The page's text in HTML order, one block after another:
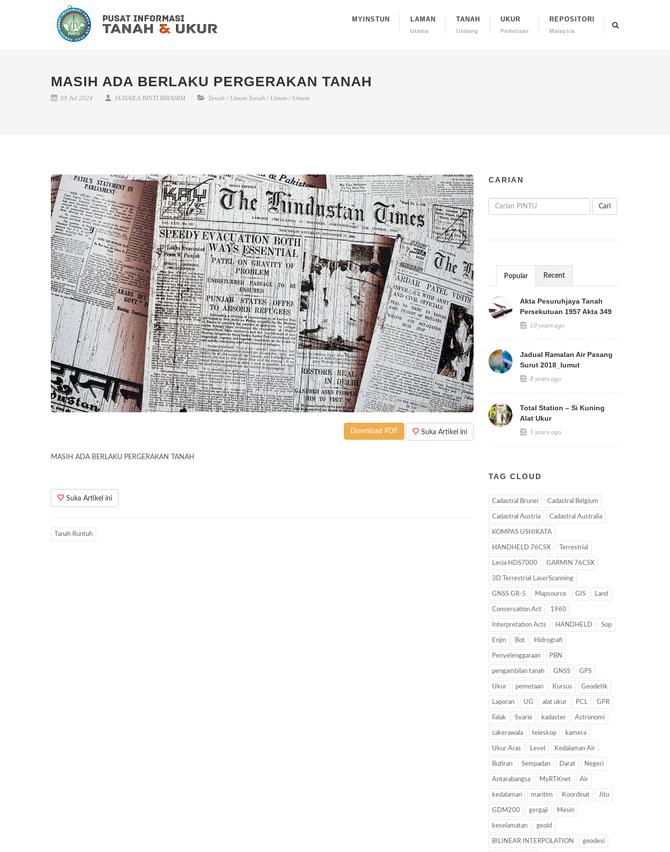
MYINSTUN LAMAN
Utama
TANAH
Undang
UKUR
Pemetaan
REPOSITORI
Malaysia
MASIH ADA BERLAKU PERGERAKAN TANAH
09 Jul 2024 SUHAILA BINTI IBRAHIM Tanah / Umum Tanah / Umum/ Umum
Suka Artikel ini
Download PDF
MASIH ADA BERLAKU PERGERAKAN TANAH
Suka Artikel ini
Tanah Runtuh
CARIAN
Cari
Popular Recent
Akta Pesuruhjaya Tanah
Persekutuan 1957 Akta 349
10 years ago
Jadual Ramalan Air Pasang
Surut 2018_lumut
8 years ago
Total Station – Si Kuning
Alat Ukur
5 years ago
TAG CLOUD
Cadastral Brunei Cadastral Belgium
Cadastral Austria Cadastral Australia
KOMPAS USHIKATA
HANDHELD 76CSX Terrestrial
Lecia HDS7000 GARMIN 76CSX
3D Terrestrial LaserScanning
GNSS GR-5 Mapsource GIS Land
Conservation Act 1960
Interpretation Acts HANDHELD Sop
Enjin Bot Hidrografi
Penyelenggaraan PBN
pengambilan tanah GNSS GPS
Ukur pemetaan Kursus Geodetik
Laporan UG alat ukur PCL GPR
Falak Syarie kadaster Astronomi
cakerawala teleskop kamera
Ukur Aras Level Kedalaman Air
Butiran Sempadan Darat Negeri
Antarabangsa MyRTKnet Air
kedalaman maritim Koordinat Jitu
GDM200 gergaji Mesin
keselamatan geoid
BILINEAR INTERPOLATION geodesi